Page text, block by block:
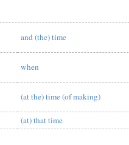
and (the) time
when
(at the) time (of making)
(at) that time